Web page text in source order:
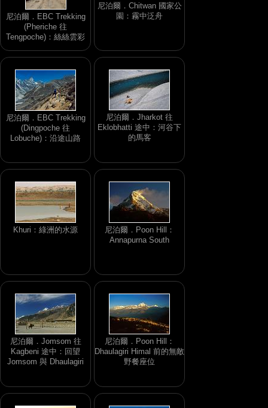
尼泊爾．EBC Trekking
(Pheriche 往
Tengpoche)：絲絲雲彩
尼泊爾．Chitwan 國家公
園：霧中泛舟
尼泊爾．EBC Trekking
(Dingpoche 往
Lobuche)：沿途山路
尼泊爾．Jharkot 往
Eklobhatti 途中：河谷下
的馬客
Khuri：綠洲的水源
尼泊爾．Poon Hill：
Annapurna South
尼泊爾．Jomsom 往
Kagbeni 途中：回望
Jomsom 與 Dhaulagiri
尼泊爾．Poon Hill：
Dhaulagiri Himal 前的無敵
野餐座位